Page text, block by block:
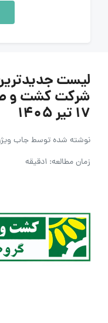
لیست
شرکت کشت و
۱۷ تیر ۱۴۰۵
نوشته شده توسطجاب
زمان مطالعه: 1دقیقه